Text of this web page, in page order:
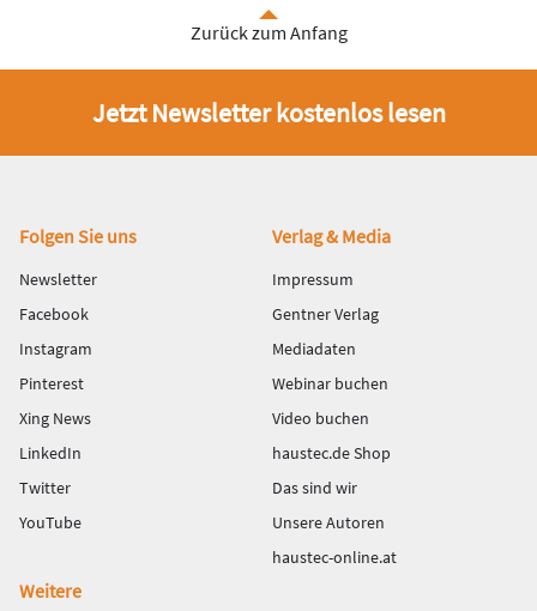
Zurück zum Anfang
Jetzt Newsletter kostenlos lesen
Fußbereich
Folgen Sie uns
Newsletter
Facebook
Instagram
Pinterest
Xing News
LinkedIn
Twitter
YouTube
Verlag & Media
Impressum
Gentner Verlag
Mediadaten
Webinar buchen
Video buchen
haustec.de Shop
Das sind wir
Unsere Autoren
haustec-online.at
Weitere